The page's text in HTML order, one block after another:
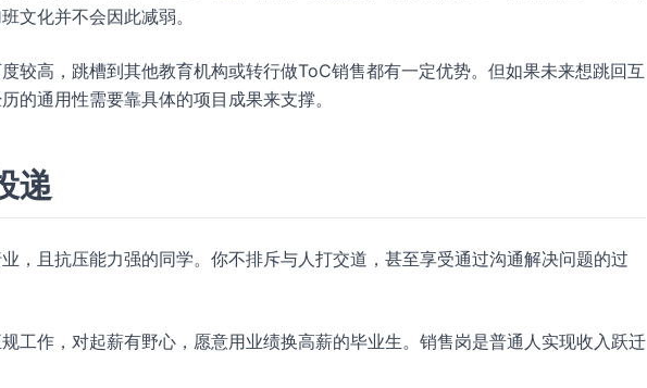
文化并不会因此减弱。
较高，跳槽到其他教育机构或转行做ToC销售都有一定优势。但如果未来想跳回互
的通用性需要靠具体的项目成果来支撑。
递
，且抗压能力强的同学。你不排斥与人打交道，甚至享受通过沟通解决问题的过
工作，对起薪有野心，愿意用业绩换高薪的毕业生。销售岗是普通人实现收入跃迁